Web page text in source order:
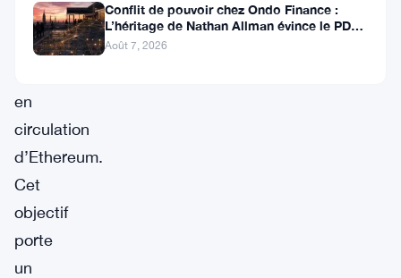
l’offre
en
circulation
d’Ethereum.
Cet
objectif
porte
un
Conflit de pouvoir chez Ondo Finance :
L’héritage de Nathan Allman évince le PDG
Ian De Bode le 24 juillet
Août 7, 2026